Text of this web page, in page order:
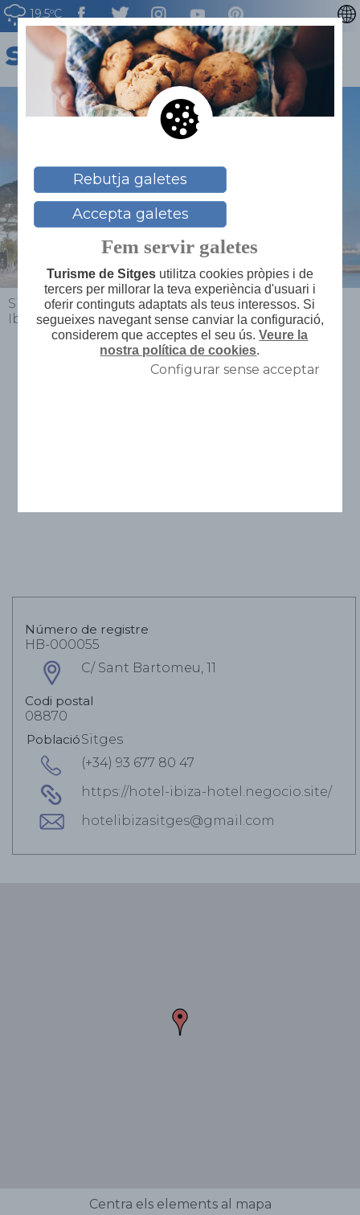
19.5ºC
ENGLISH
ESPAÑOL
FRANÇAIS
Sitges > Planifica el teu viatge > Mapa de serveis
Ibiza *
Número de registre
HB-000055
C/ Sant Bartomeu, 11
Codi postal
08870
PoblacióSitges
(+34) 93 677 80 47
https://hotel-ibiza-hotel.negocio.site/
hotelibizasitges@gmail.com
Centra els elements al mapa
Rebutja galetes
Accepta galetes
Fem servir galetes
Turisme de Sitgesutilitza cookies pròpies i de
tercers per millorar la teva experiència d'usuari i
oferir continguts adaptats als teus interessos. Si
segueixes navegant sense canviar la configuració,
considerem que acceptes el seu ús.Veure la
nostra política de cookies.
Configurar sense acceptar